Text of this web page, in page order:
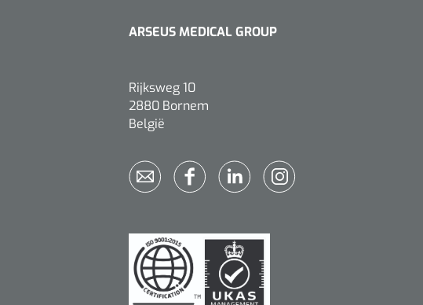
ARSEUS MEDICAL GROUP
Rijksweg 10
2880 Bornem
België